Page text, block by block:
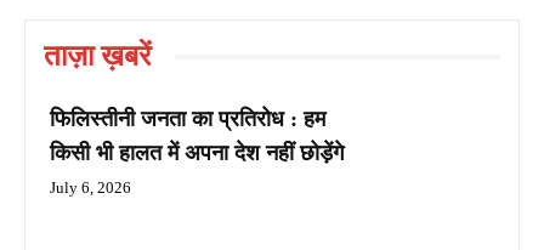
ताज़ा ख़बरें
फिलिस्तीनी जनता का प्रतिरोध : हम
किसी भी हालत में अपना देश नहीं छोड़ेंगे
July 6, 2026